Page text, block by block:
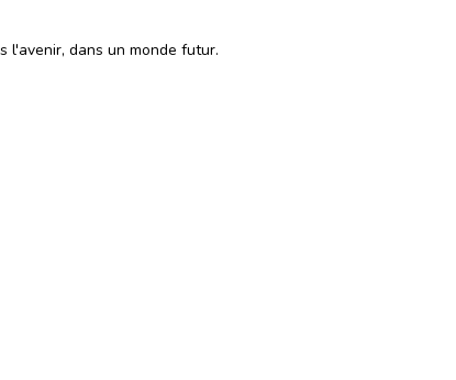
l'avenir, dans un monde futur.